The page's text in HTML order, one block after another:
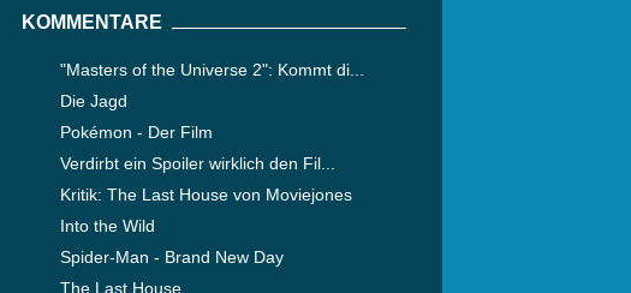
KOMMENTARE
"Masters of the Universe 2": Kommt di...
Die Jagd
Pokémon - Der Film
Verdirbt ein Spoiler wirklich den Fil...
Kritik: The Last House von Moviejones
Into the Wild
Spider-Man - Brand New Day
The Last House